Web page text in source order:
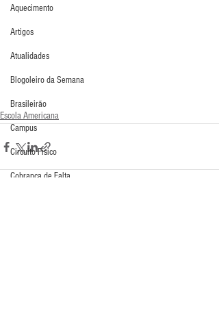
Aquecimento
Artigos
Atualidades
Blogoleiro da Semana
Brasileirão
Campus
Circuito Físico
Cobrança de Falta
Escola Americana